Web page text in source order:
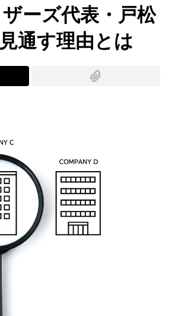
ーズ代表・戸松
通す理由とは